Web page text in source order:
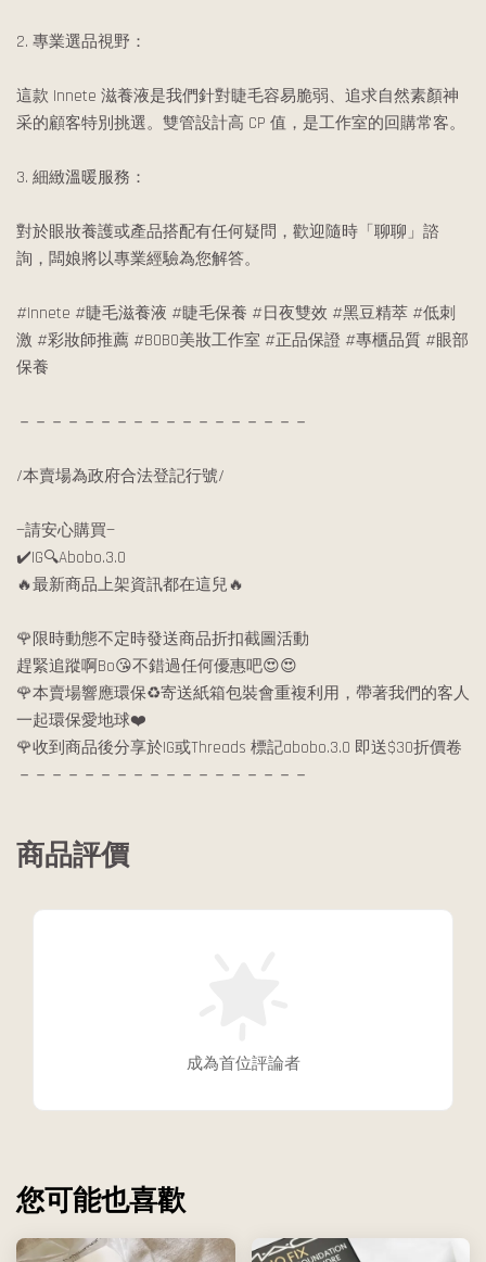
2. 專業選品視野：
這款 Innete 滋養液是我們針對睫毛容易脆弱、追求自然素顏神
采的顧客特別挑選。雙管設計高 CP 值，是工作室的回購常客。
3. 細緻溫暖服務：
對於眼妝養護或產品搭配有任何疑問，歡迎隨時「聊聊」諮
詢，闆娘將以專業經驗為您解答。
#Innete #睫毛滋養液 #睫毛保養 #日夜雙效 #黑豆精萃 #低刺
激 #彩妝師推薦 #BOBO美妝工作室 #正品保證 #專櫃品質 #眼部
保養
－－－－－－－－－－－－－－－－－－
/本賣場為政府合法登記行號/
—請安心購買—
✔️IG🔍Abobo.3.0
🔥最新商品上架資訊都在這兒🔥
🌹限時動態不定時發送商品折扣截圖活動
趕緊追蹤啊Bo😘不錯過任何優惠吧😍😍
🌹本賣場響應環保♻️寄送紙箱包裝會重複利用，帶著我們的客人
一起環保愛地球❤️
🌹收到商品後分享於IG或Threads 標記abobo.3.0 即送$30折價卷
－－－－－－－－－－－－－－－－－－
商品評價
成為首位評論者
您可能也喜歡